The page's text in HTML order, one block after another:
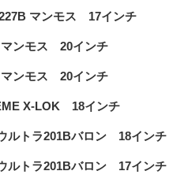
マンモス 17インチ
マンモス 20インチ
マンモス 20インチ
X-LOK 18インチ
ルトラ201Bバロン 18インチ
ルトラ201Bバロン 17インチ